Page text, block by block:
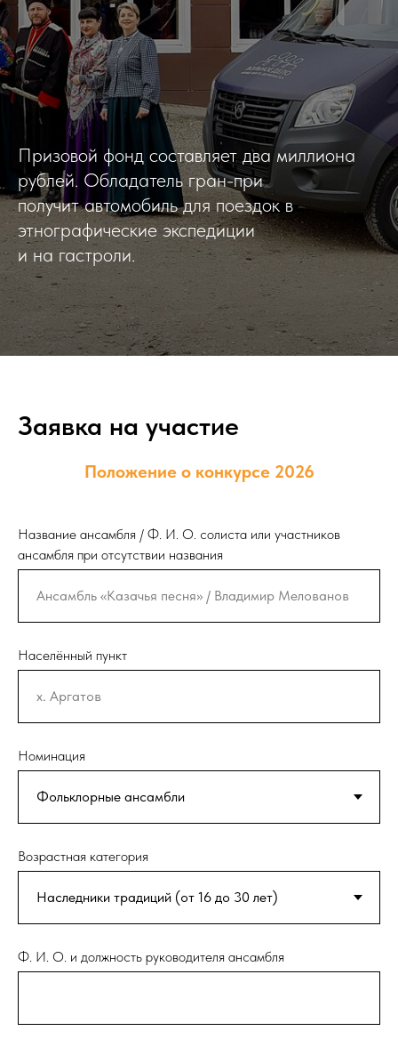
Призовой фонд составляет два миллиона
рублей. Обладатель гран-при
получит автомобиль для поездок в
этнографические экспедиции
и на гастроли.
Заявка на участие
Положение о конкурсе 2026
Название ансамбля / Ф. И. О. солиста или участников
ансамбля при отсутствии названия
Населённый пункт
Номинация
Возрастная категория
Ф. И. О. и должность руководителя ансамбля